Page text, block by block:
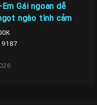
Gái ngoan dễ
ngào tình cảm